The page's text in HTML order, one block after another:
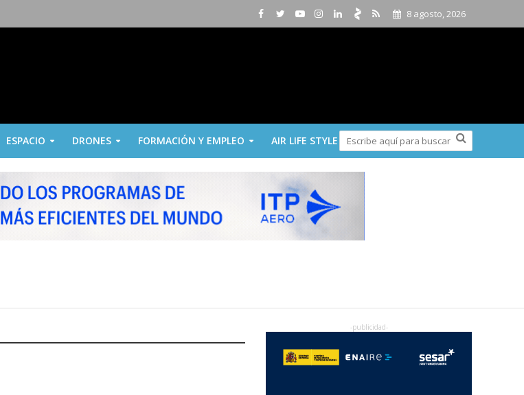
8 agosto, 2026
ESPACIO DRONES FORMACIÓN Y EMPLEO AIR LIFE STYLE